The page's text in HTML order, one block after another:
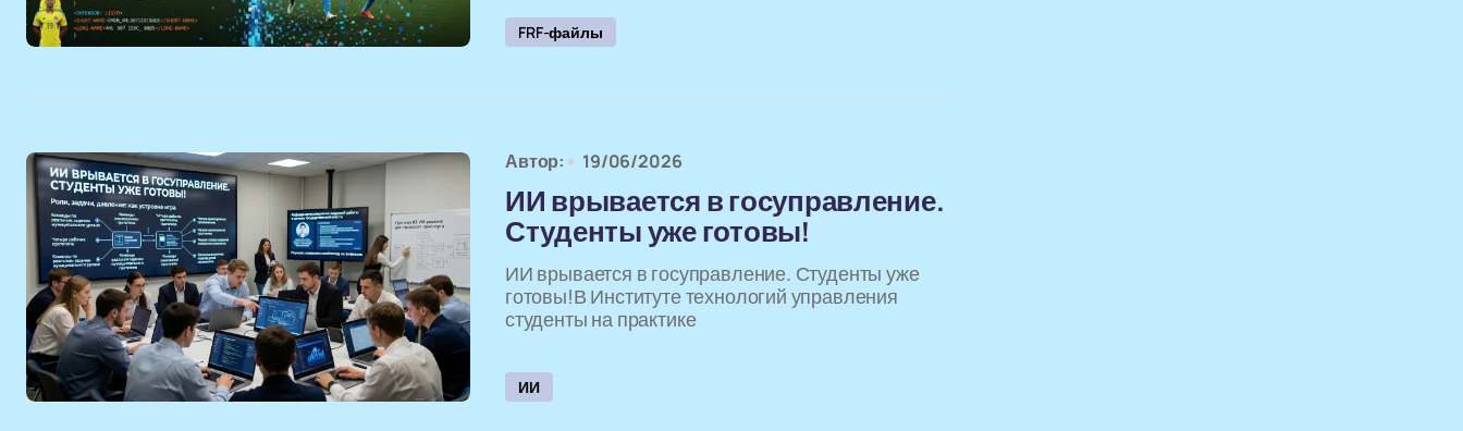
FRF-файлы
Автор: 19/06/2026
ИИ врывается в госуправление.
Студенты уже готовы!
ИИ врывается в госуправление. Студенты уже
готовы!В Институте технологий управления
студенты на практике
ИИ